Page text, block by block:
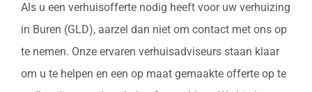
Als u een verhuisofferte nodig heeft voor uw verhuizing
in Buren (GLD), aarzel dan niet om contact met ons op
te nemen. Onze ervaren verhuisadviseurs staan klaar
om u te helpen en een op maat gemaakte offerte op te